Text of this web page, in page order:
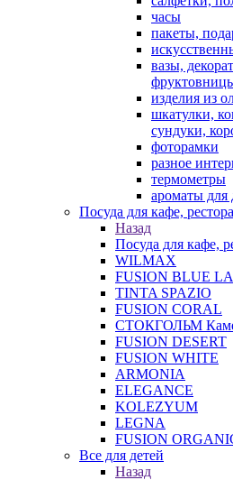
часы
пакеты,
вазы,
изделия из
шкатулки,
сундуки,
фоторамки
разное
термометры
ароматы для
Посуда для кафе,
Назад
Посуда для кафе,
WILMAX
FUSION BLUE
TINTA SPAZIO
FUSION CORAL
СТОКГОЛЬМ
FUSION DESERT
FUSION WHITE
ARMONIA
ELEGANCE
KOLEZYUM
LEGNA
FUSION
Все для детей
Назад